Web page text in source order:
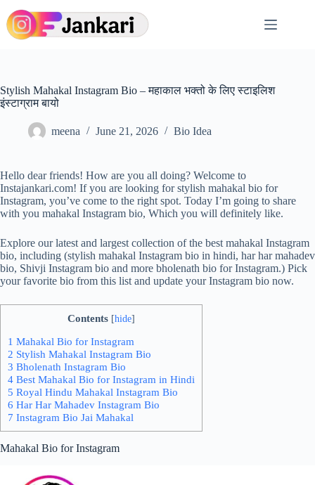
to
content
Stylish Mahakal Instagram Bio – महाकाल भक्तो के लिए स्टाइलिश
इंस्टाग्राम बायो
meena June 21, 2026 Bio Idea
Hello dear friends! How are you all doing? Welcome to
Instajankari.com! If you are looking for stylish mahakal bio for
Instagram, you’ve come to the right spot. Today I’m going to share
with you mahakal Instagram bio, Which you will definitely like.
Explore our latest and largest collection of the best mahakal Instagram
bio, including (stylish mahakal Instagram bio in hindi, har har mahadev
bio, Shivji Instagram bio and more bholenath bio for Instagram.) Pick
your favorite bio from this list and update your Instagram bio now.
Contents [hide]
1 Mahakal Bio for Instagram
2 Stylish Mahakal Instagram Bio
3 Bholenath Instagram Bio
4 Best Mahakal Bio for Instagram in Hindi
5 Royal Hindu Mahakal Instagram Bio
6 Har Har Mahadev Instagram Bio
7 Instagram Bio Jai Mahakal
Mahakal Bio for Instagram